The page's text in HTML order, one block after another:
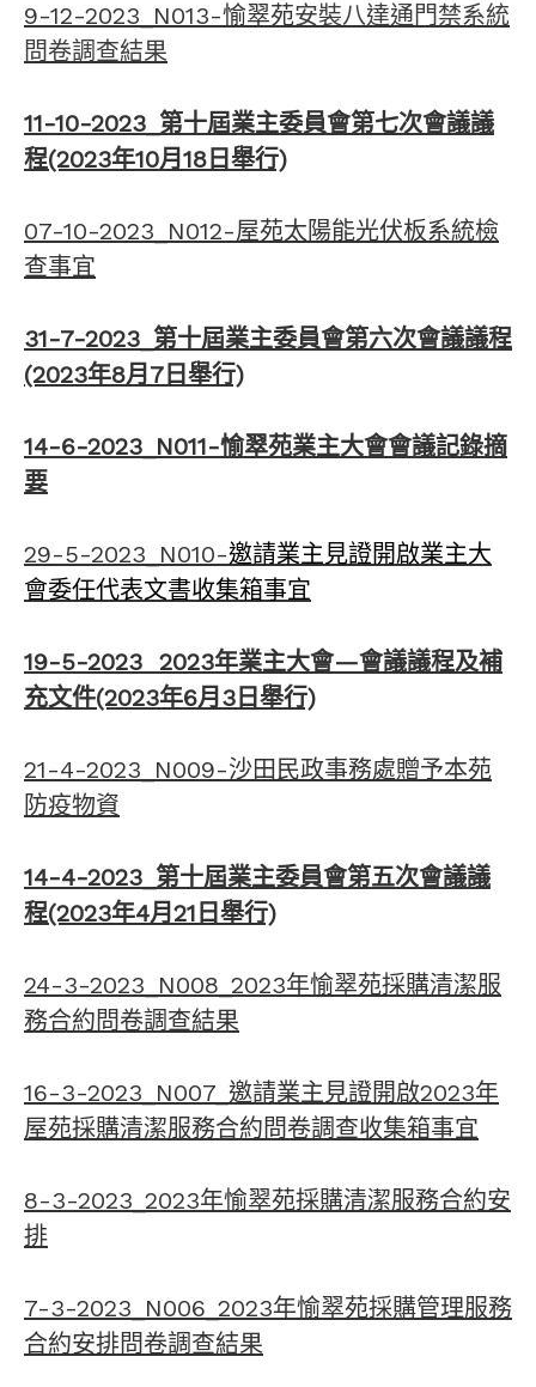
9-12-2023_N013-愉翠苑安裝八達通門禁系統
問卷調查結果
11-10-2023_第十屆業主委員會第七次會議議
程(2023年10月18日舉行)
07-10-2023_N012-屋苑太陽能光伏板系統檢
查事宜
31-7-2023_第十屆業主委員會第六次會議議程
(2023年8月7日舉行)
14-6-2023_N011-愉翠苑業主大會會議記錄摘
要
29-5-2023_N010-邀請業主見證開啟業主大
會委任代表文書收集箱事宜
19-5-2023 2023年業主大會—會議議程及補
充文件(2023年6月3日舉行)
21-4-2023_N009-沙田民政事務處贈予本苑
防疫物資
14-4-2023_第十屆業主委員會第五次會議議
程(2023年4月21日舉行)
24-3-2023_N008_2023年愉翠苑採購清潔服
務合約問卷調查結果
16-3-2023_N007_邀請業主見證開啟2023年
屋苑採購清潔服務合約問卷調查收集箱事宜
8-3-2023_2023年愉翠苑採購清潔服務合約安
排
7-3-2023_N006_2023年愉翠苑採購管理服務
合約安排問卷調查結果